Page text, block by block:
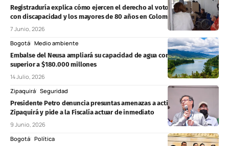
Registraduría explica cómo ejercen el derecho al voto las personas
con discapacidad y los mayores de 80 años en Colombia
7 Junio, 2026
Bogotá Medio ambiente
Embalse del Neusa ampliará su capacidad de agua con inversión
superior a $180.000 millones
14 Julio, 2026
Zipaquirá Seguridad
Presidente Petro denuncia presuntas amenazas a activistas en
Zipaquirá y pide a la Fiscalía actuar de inmediato
9 Junio, 2026
Bogotá Política